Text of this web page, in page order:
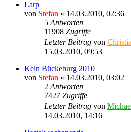
Larp
von Stefan » 14.03.2010, 02:36
5Antworten
11908 Zugriffe
Letzter Beitrag von
15.03.2010, 09:53
Kein Bückeburg 2010
von Stefan » 14.03.2010, 03:02
2Antworten
7427 Zugriffe
Letzter Beitrag von
14.03.2010, 14:16